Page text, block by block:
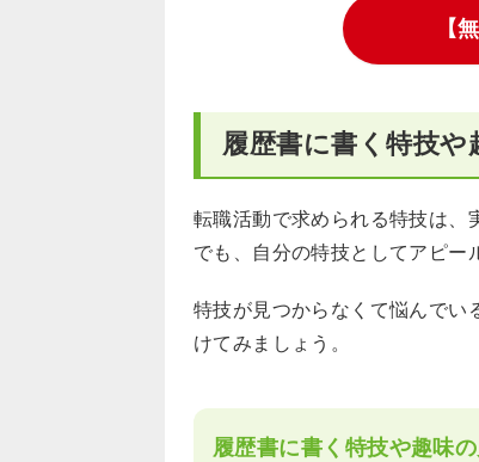
【
履歴書に書く特技
転職活動で求められる特技は、
でも、自分の特技としてアピー
特技が見つからなくて悩んでい
けてみましょう。
履歴書に書く特技や趣味